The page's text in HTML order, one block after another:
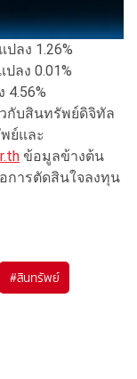
ลง 1.26%
ลง 0.01%
4.56%
กับสินทรัพย์ดิจิทัล
ย์และ
ข้อมูลข้างต้น
การตัดสินใจลงทุน
#สินทรัพย์